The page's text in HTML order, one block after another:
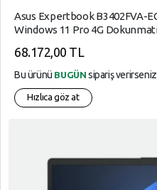
Asus Expertbook B3402FVA-
Windows 11 Pro 4G
68.172,00 TL
Bu ürünü BUGÜN sipariş
Hızlıca göz at